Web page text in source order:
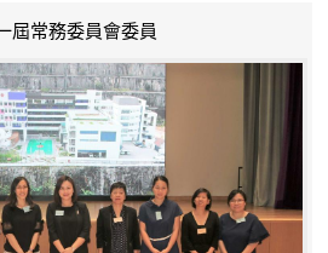
屆常務委員會委員